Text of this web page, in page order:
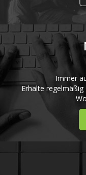
Immer
Erhalte regelmäßig